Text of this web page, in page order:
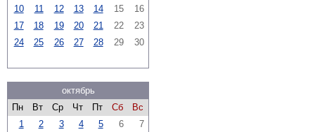
10
11 12 13 14 15
16
17
18 19 20 21 22
23
24
25 26 27 28 29 30
октябрь
Пн
Вт Ср Чт Пт Сб
Вс
1
2 3 4 5 6 7